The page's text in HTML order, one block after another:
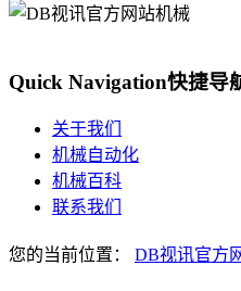
Quick Navigation快捷导
关于我们
机械自动化
机械百科
联系我们
您的当前位置： DB视讯官方